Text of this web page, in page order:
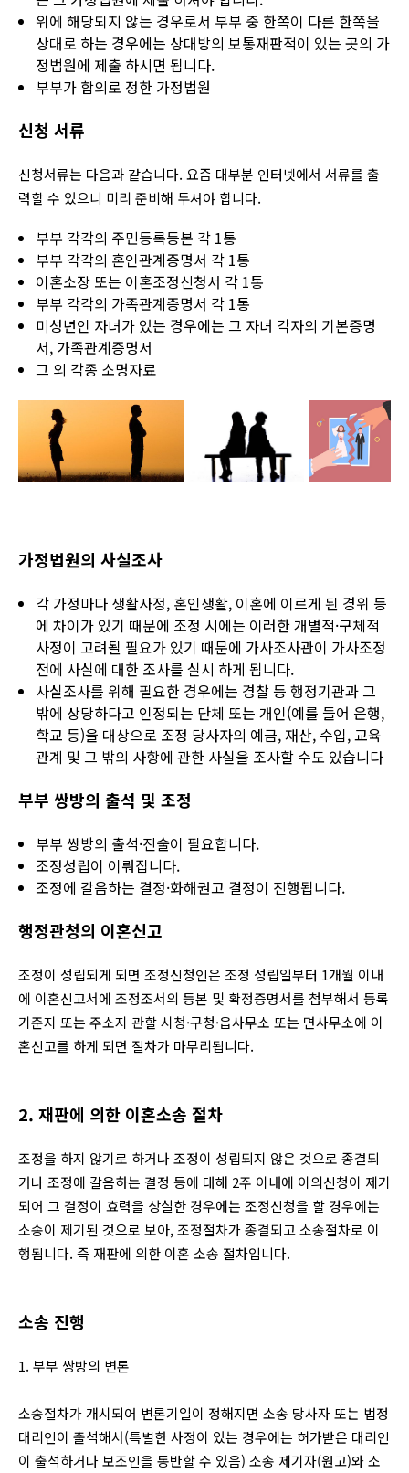
위에 해당되지 않는 경우로서 부부 중 한쪽이 다른 한쪽을
상대로 하는 경우에는 상대방의 보통재판적이 있는 곳의 가
정법원에 제출 하시면 됩니다.
부부가 합의로 정한 가정법원
신청 서류
신청서류는 다음과 같습니다. 요즘 대부분 인터넷에서 서류를 출
력할 수 있으니 미리 준비해 두셔야 합니다.
부부 각각의 주민등록등본 각 1통
부부 각각의 혼인관계증명서 각 1통
이혼소장 또는 이혼조정신청서 각 1통
부부 각각의 가족관계증명서 각 1통
미성년인 자녀가 있는 경우에는 그 자녀 각자의 기본증명
서, 가족관계증명서
그 외 각종 소명자료
가정법원의 사실조사
각 가정마다 생활사정, 혼인생활, 이혼에 이르게 된 경위 등
에 차이가 있기 때문에 조정 시에는 이러한 개별적·구체적
사정이 고려될 필요가 있기 때문에 가사조사관이 가사조정
전에 사실에 대한 조사를 실시 하게 됩니다.
사실조사를 위해 필요한 경우에는 경찰 등 행정기관과 그
밖에 상당하다고 인정되는 단체 또는 개인(예를 들어 은행,
학교 등)을 대상으로 조정 당사자의 예금, 재산, 수입, 교육
관계 및 그 밖의 사항에 관한 사실을 조사할 수도 있습니다
부부 쌍방의 출석 및 조정
부부 쌍방의 출석·진술이 필요합니다.
조정성립이 이뤄집니다.
조정에 갈음하는 결정·화해권고 결정이 진행됩니다.
행정관청의 이혼신고
조정이 성립되게 되면 조정신청인은 조정 성립일부터 1개월 이내
에 이혼신고서에 조정조서의 등본 및 확정증명서를 첨부해서 등록
기준지 또는 주소지 관할 시청·구청·읍사무소 또는 면사무소에 이
혼신고를 하게 되면 절차가 마무리됩니다.
2. 재판에 의한 이혼소송 절차
조정을 하지 않기로 하거나 조정이 성립되지 않은 것으로 종결되
거나 조정에 갈음하는 결정 등에 대해 2주 이내에 이의신청이 제기
되어 그 결정이 효력을 상실한 경우에는 조정신청을 할 경우에는
소송이 제기된 것으로 보아, 조정절차가 종결되고 소송절차로 이
행됩니다. 즉 재판에 의한 이혼 소송 절차입니다.
소송 진행
1. 부부 쌍방의 변론
소송절차가 개시되어 변론기일이 정해지면 소송 당사자 또는 법정
대리인이 출석해서(특별한 사정이 있는 경우에는 허가받은 대리인
이 출석하거나 보조인을 동반할 수 있음) 소송 제기자(원고)와 소